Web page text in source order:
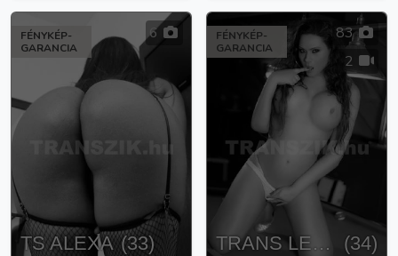
FÉNYKÉP-
GARANCIA
6
TS ALEXA (33)
FÉNYKÉP-
GARANCIA
83
2
TRANS LEONA (34)